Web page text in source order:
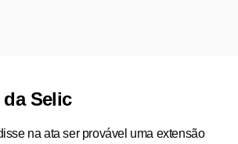
Selic
na ata ser provável uma extensão